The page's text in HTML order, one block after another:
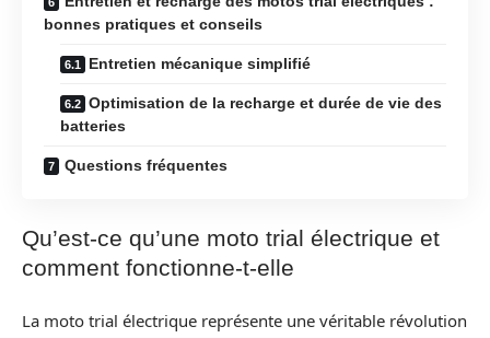
bonnes pratiques et conseils
Entretien mécanique simplifié
Optimisation de la recharge et durée de vie des
batteries
Questions fréquentes
Qu’est-ce qu’une moto trial électrique et
comment fonctionne-t-elle
La moto trial électrique représente une véritable révolution